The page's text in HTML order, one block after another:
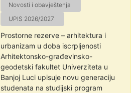
Novosti i obavještenja
UPIS 2026/2027
Prostorne rezerve – arhitektura i
urbanizam u doba iscrpljenosti
Arhitektonsko-građevinsko-
geodetski fakultet Univerziteta u
Banjoj Luci upisuje novu generaciju
studenata na studijski program